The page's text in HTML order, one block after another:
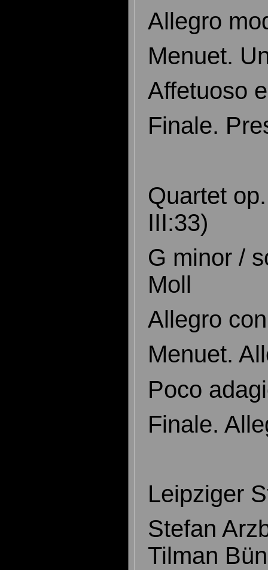
Allegro
Menuet.
Affetuoso
Finale.
Quartet
III:33)
G minor /
Moll
Allegro
Menuet.
Poco
Finale.
Leipziger
Stefan
Tilman